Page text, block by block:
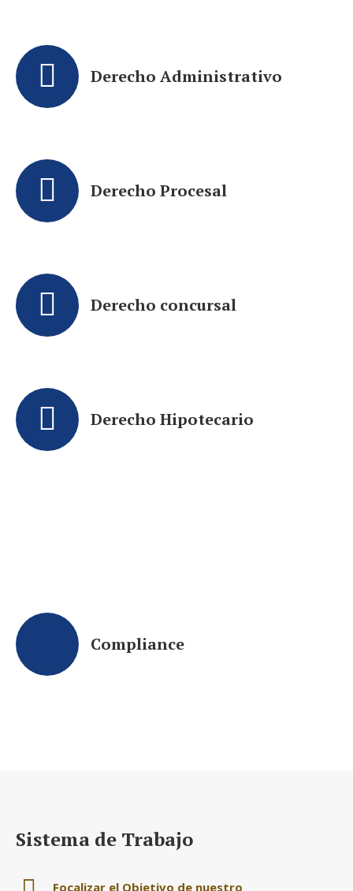
Derecho Administrativo
Derecho Procesal
Derecho concursal
Derecho Hipotecario
Compliance
Sistema de Trabajo
Focalizar el Objetivo de nuestro